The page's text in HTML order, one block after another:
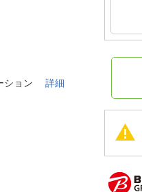
ーション詳細